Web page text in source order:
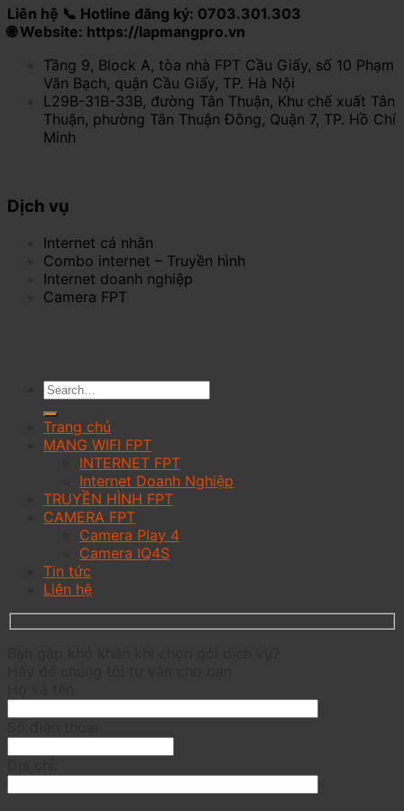
Liên hệ 📞 Hotline đăng ký: 0703.301.303
🌐 Website: https://lapmangpro.vn
Tầng 9, Block A, tòa nhà FPT Cầu Giấy, số 10 Phạm
Văn Bạch, quận Cầu Giấy, TP. Hà Nội
L29B-31B-33B, đường Tân Thuận, Khu chế xuất Tân
Thuận, phường Tân Thuận Đông, Quận 7, TP. Hồ Chí
Minh
Dịch vụ
Internet cá nhân
Combo internet – Truyền hình
Internet doanh nghiệp
Camera FPT
Trang chủ
MẠNG WIFI FPT
INTERNET FPT
Internet Doanh Nghiệp
TRUYỀN HÌNH FPT
CAMERA FPT
Camera Play 4
Camera IQ4S
Tin tức
Liên hệ